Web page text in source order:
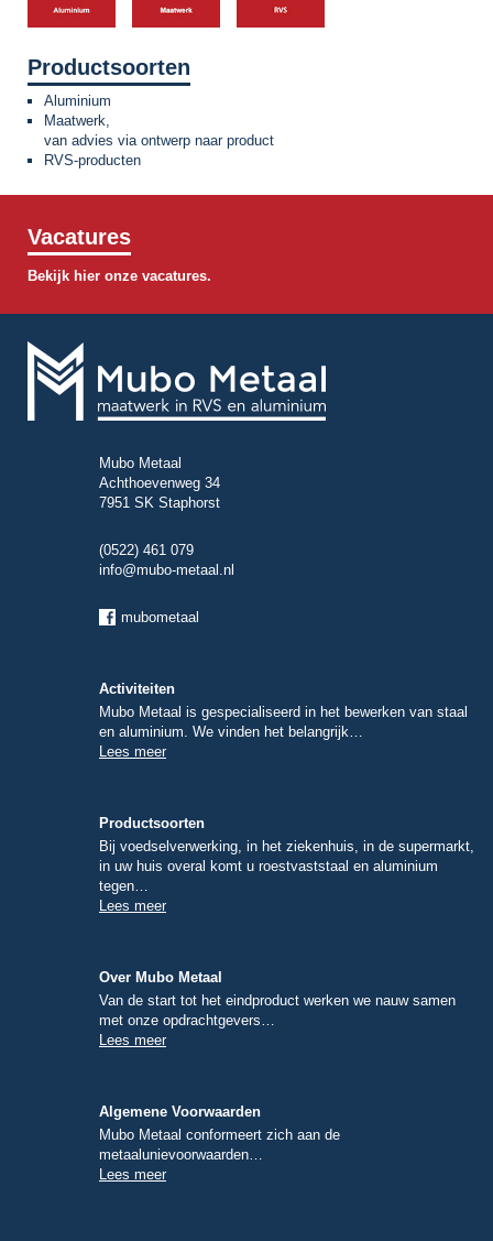
Productsoorten
Aluminium
Maatwerk,
van advies via ontwerp naar product
RVS-producten
Vacatures
Bekijk hier onze vacatures.
Mubo Metaal
Achthoevenweg 34
7951 SK Staphorst
(0522) 461 079
info@mubo-metaal.nl
mubometaal
Activiteiten
Mubo Metaal is gespecialiseerd in het bewerken van staal
en aluminium. We vinden het belangrijk…
Lees meer
Productsoorten
Bij voedselverwerking, in het ziekenhuis, in de supermarkt,
in uw huis overal komt u roestvaststaal en aluminium
tegen…
Lees meer
Over Mubo Metaal
Van de start tot het eindproduct werken we nauw samen
met onze opdrachtgevers…
Lees meer
Algemene Voorwaarden
Mubo Metaal conformeert zich aan de
metaalunievoorwaarden…
Lees meer